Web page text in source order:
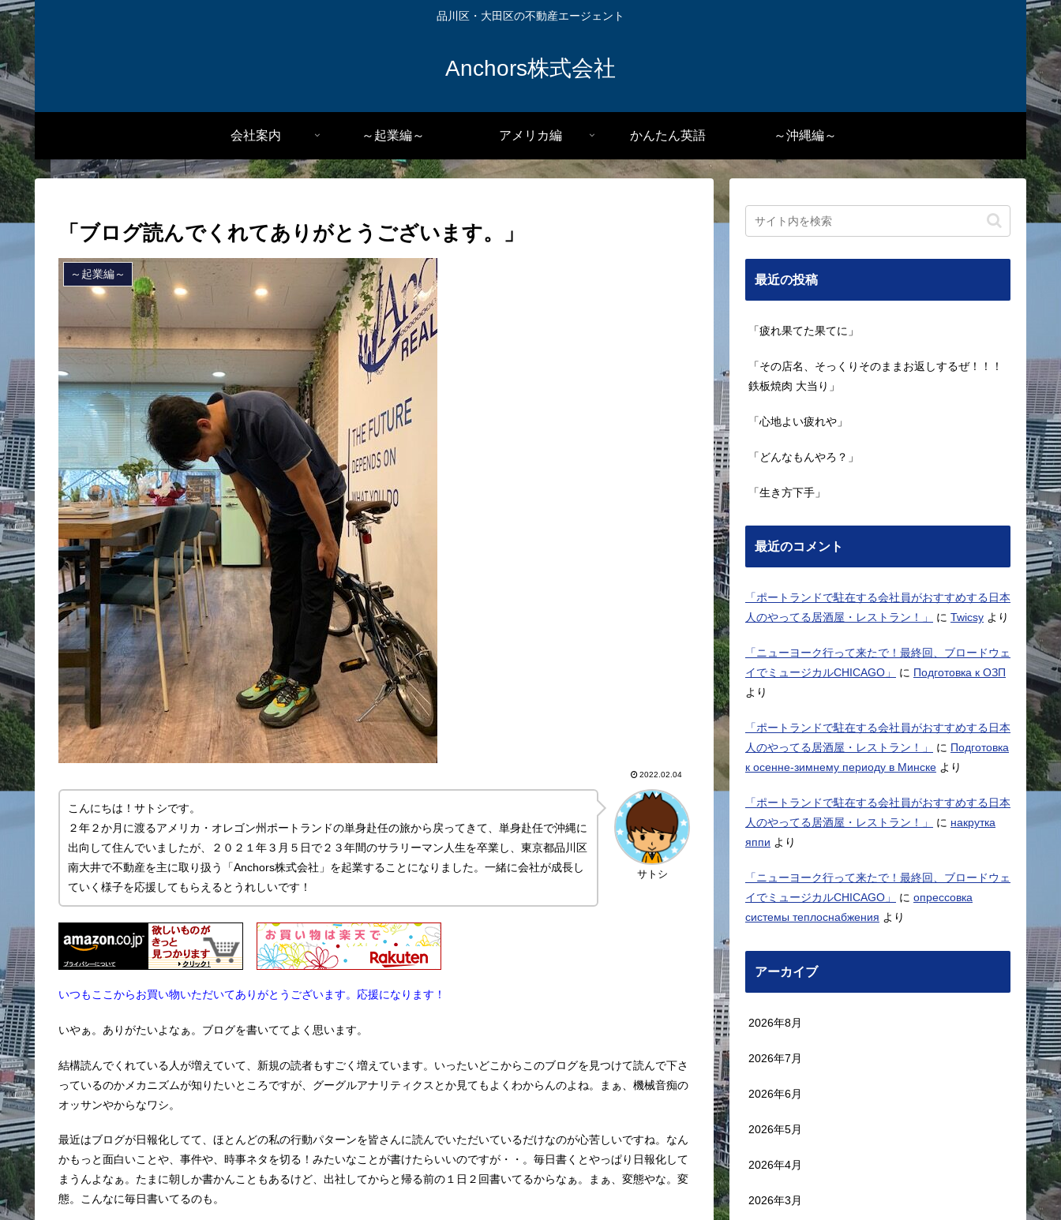
品川区・大田区の不動産エージェント
Anchors株式会社
会社案内 ～起業編～ アメリカ編 かんたん英語 ～沖縄編～
「ブログ読んでくれてありがとうございます。」
～起業編～
2022.02.04
サトシ
こんにちは！サトシです。
２年２か月に渡るアメリカ・オレゴン州ポートランドの単身赴任の旅から戻ってきて、単身赴任で沖縄に
出向して住んでいましたが、２０２１年３月５日で２３年間のサラリーマン人生を卒業し、東京都品川区
南大井で不動産を主に取り扱う「Anchors株式会社」を起業することになりました。一緒に会社が成長し
ていく様子を応援してもらえるとうれしいです！
いつもここからお買い物いただいてありがとうございます。応援になります！
いやぁ。ありがたいよなぁ。ブログを書いててよく思います。
結構読んでくれている人が増えていて、新規の読者もすごく増えています。いったいどこからこのブログを見つけて読んで下さ
っているのかメカニズムが知りたいところですが、グーグルアナリティクスとか見てもよくわからんのよね。まぁ、機械音痴の
オッサンやからなワシ。
最近はブログが日報化してて、ほとんどの私の行動パターンを皆さんに読んでいただいているだけなのが心苦しいですね。なん
かもっと面白いことや、事件や、時事ネタを切る！みたいなことが書けたらいいのですが・・。毎日書くとやっぱり日報化して
まうんよなぁ。たまに朝しか書かんこともあるけど、出社してからと帰る前の１日２回書いてるからなぁ。まぁ、変態やな。変
態。こんなに毎日書いてるのも。
最近の投稿
「疲れ果てた果てに」
「その店名、そっくりそのままお返しするぜ！！！
鉄板焼肉 大当り」
「心地よい疲れや」
「どんなもんやろ？」
「生き方下手」
最近のコメント
「ポートランドで駐在する会社員がおすすめする日本
人のやってる居酒屋・レストラン！」
に Twicsy より
「ニューヨーク行って来たで！最終回、ブロードウェ
イでミュージカルCHICAGO」
に Подготовка к ОЗП
より
「ポートランドで駐在する会社員がおすすめする日本
人のやってる居酒屋・レストラン！」
に Подготовка
к осенне-зимнему периоду в Минске より
「ポートランドで駐在する会社員がおすすめする日本
人のやってる居酒屋・レストラン！」
に накрутка
яппи より
「ニューヨーク行って来たで！最終回、ブロードウェ
イでミュージカルCHICAGO」
に опрессовка
системы теплоснабжения より
アーカイブ
2026年8月
2026年7月
2026年6月
2026年5月
2026年4月
2026年3月